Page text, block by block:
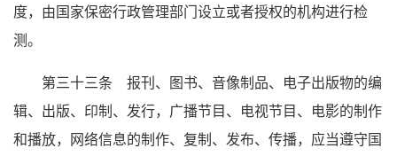
度，由国家保密行政管理部门设立或者授权的机构进行检
测。
第三十三条 报刊、图书、音像制品、电子出版物的编
辑、出版、印制、发行，广播节目、电视节目、电影的制作
和播放，网络信息的制作、复制、发布、传播，应当遵守国